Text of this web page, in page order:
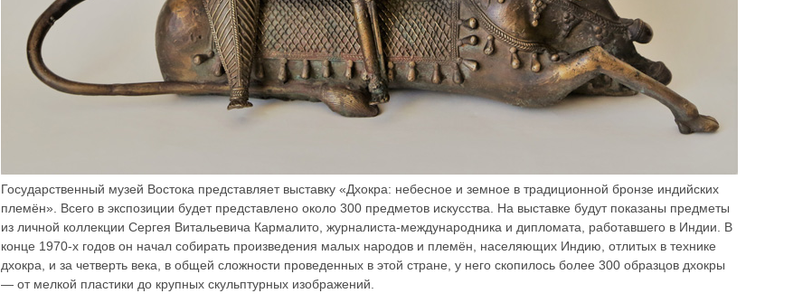
Государственный музей Востока представляет выставку «Дхокра: небесное и земное в традиционной бронзе индийских
племён». Всего в экспозиции будет представлено около 300 предметов искусства. На выставке будут показаны предметы
из личной коллекции Сергея Витальевича Кармалито, журналиста-международника и дипломата, работавшего в Индии. В
конце 1970-х годов он начал собирать произведения малых народов и племён, населяющих Индию, отлитых в технике
дхокра, и за четверть века, в общей сложности проведенных в этой стране, у него скопилось более 300 образцов дхокры
— от мелкой пластики до крупных скульптурных изображений.